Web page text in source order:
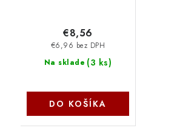
Na sklade (3 ks)
€6,96 bez DPH
€8,56
DO KOŠÍKA